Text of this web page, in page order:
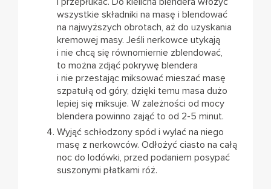
wszystkie składniki na masę i blendować
na najwyższych obrotach, aż do uzyskania
kremowej masy. Jeśli nerkowce utykają
i nie chcą się równomiernie zblendować,
to można zdjąć pokrywę blendera
i nie przestając miksować mieszać masę
szpatułą od góry, dzięki temu masa dużo
lepiej się miksuje. W zależności od mocy
blendera powinno zająć to od 2-5 minut.
Wyjąć schłodzony spód i wylać na niego
masę z nerkowców. Odłożyć ciasto na całą
noc do lodówki, przed podaniem posypać
suszonymi płatkami róż.